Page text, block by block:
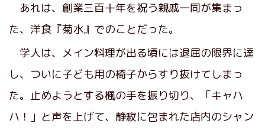
あれは、創業三百十年を祝う親戚一同が集まっ
た、洋食『菊水』でのことだった。
学人は、メイン料理が出る頃には退屈の限界に達
し、ついに子ども用の椅子からすり抜けてしまっ
た。止めようとする楓の手を振り切り、「キャハ
ハ！」と声を上げて、静寂に包まれた店内のシャン